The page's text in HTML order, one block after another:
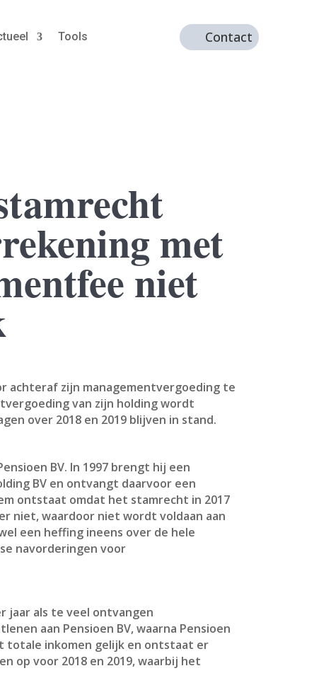
Tools Contact
met
niet
achteraf zijn managementvergoeding te
van zijn holding wordt
over 2018 en 2019 blijven in stand.
BV. In 1997 brengt hij een
BV en ontvangt daarvoor een
ontstaat omdat het stamrecht in 2017
niet, waardoor niet wordt voldaan aan
een heffing ineens over de hele
navorderingen voor
jaar als te veel ontvangen
aan Pensioen BV, waarna Pensioen
totale inkomen gelijk en ontstaat er
op voor 2018 en 2019, waarbij het